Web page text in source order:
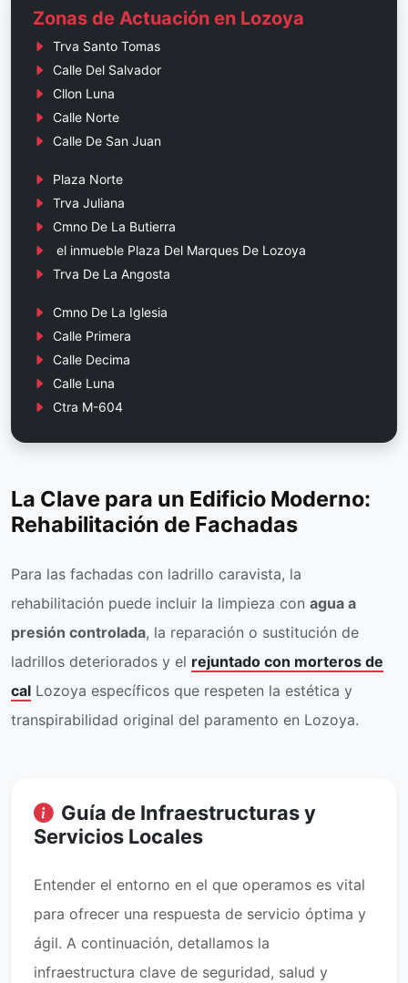
Zonas de Actuación en Lozoya
Trva Santo Tomas
Calle Del Salvador
Cllon Luna
Calle Norte
Calle De San Juan
Plaza Norte
Trva Juliana
Cmno De La Butierra
el inmueble Plaza Del Marques De Lozoya
Trva De La Angosta
Cmno De La Iglesia
Calle Primera
Calle Decima
Calle Luna
Ctra M-604
La Clave para un Edificio Moderno:
Rehabilitación de Fachadas
Para las fachadas con ladrillo caravista, la
rehabilitación puede incluir la limpieza con agua a
presión controlada, la reparación o sustitución de
ladrillos deteriorados y el rejuntado con morteros de
cal Lozoya específicos que respeten la estética y
transpirabilidad original del paramento en Lozoya.
Guía de Infraestructuras y
Servicios Locales
Entender el entorno en el que operamos es vital
para ofrecer una respuesta de servicio óptima y
ágil. A continuación, detallamos la
infraestructura clave de seguridad, salud y